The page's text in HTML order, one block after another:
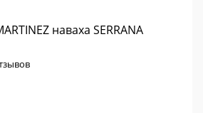
наваха SERRANA